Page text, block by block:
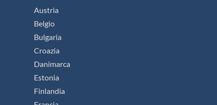
Austria
Belgio
Bulgaria
Croazia
Danimarca
Estonia
Finlandia